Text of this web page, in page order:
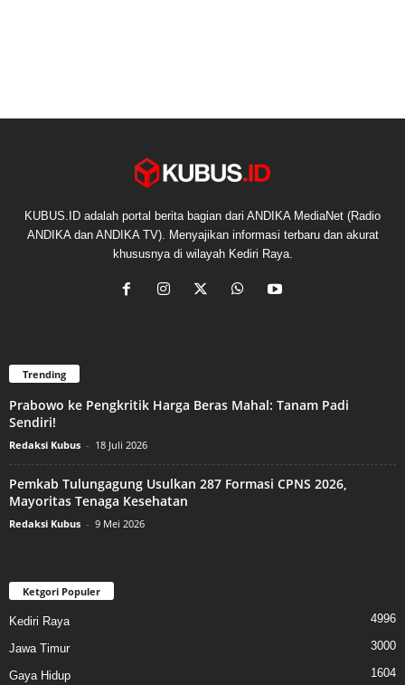
KUBUS.ID adalah portal berita bagian dari ANDIKA MediaNet (Radio
ANDIKA dan ANDIKA TV). Menyajikan informasi terbaru dan akurat
khususnya di wilayah Kediri Raya.
Trending
Prabowo ke Pengkritik Harga Beras Mahal: Tanam Padi
Sendiri!
Redaksi Kubus - 18 Juli 2026
Pemkab Tulungagung Usulkan 287 Formasi CPNS 2026,
Mayoritas Tenaga Kesehatan
Redaksi Kubus - 9 Mei 2026
Ketgori Populer
Kediri Raya 4996
Jawa Timur 3000
Gaya Hidup 1604